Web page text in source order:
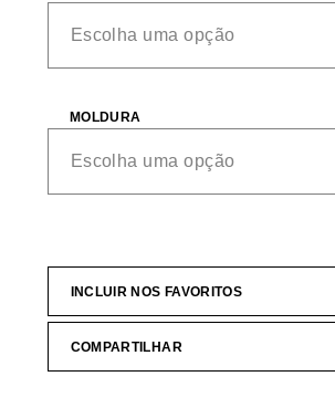
MOLDURA
INCLUIR NOS FAVORITOS
COMPARTILHAR